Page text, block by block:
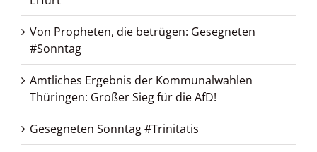
Von Propheten, die betrügen: Gesegneten
#Sonntag
Amtliches Ergebnis der Kommunalwahlen
Thüringen: Großer Sieg für die AfD!
Gesegneten Sonntag #Trinitatis